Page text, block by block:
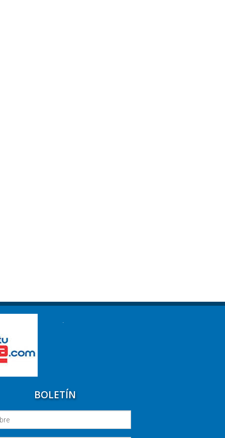
.
BOLETÍN